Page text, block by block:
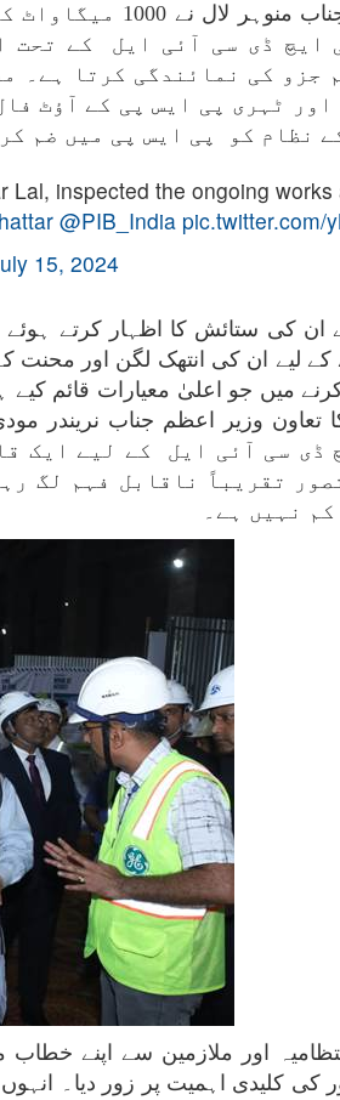
اپنے دورے کے
ایچ ڈی سی آئی ایل کے تحت
جزو کی نمائندگی کرتا ہے۔
اور ٹہری پی ایس پی کے آؤٹ
نظام کو پی ایس پی میں ضم
inspected the ongoing works
@PIB_India pic.twitter.com/
15, 2024
کی ستائش کا اظہار کرتے ہوئے
کرنے میں جو اعلیٰ معیارات قائم
ڈی سی آئی ایل کے لیے ایک
تقریباً ناقابل فہم لگ
نہیں ہے۔
اور ملازمین سے اپنے خطاب
کی کلیدی اہمیت پر زور دیا۔